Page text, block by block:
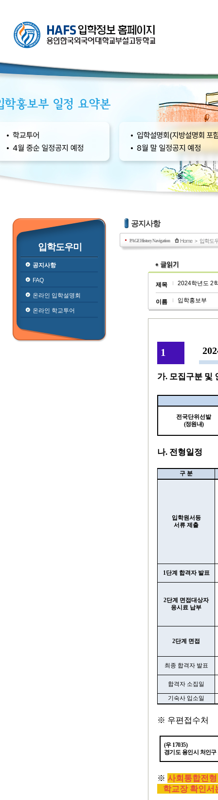
입학도우미
공지사항
FAQ
온라인 입학설명회
온라인 학교투어
공지사항
PAGE History Navigation Home > 입학도
제목 2024학년도 2
이름 입학홍보부
1
가. 모집구분 및
전국단위선발
(정원내)
나. 전형일정
구 분
입학원서등
서류 제출
1단계 합격자 발표
2단계 면접대상자
응시료 납부
2단계 면접
최종 합격자 발표
합격자 소집일
기숙사 입소일
※ 우편접수처
(우 17035)
경기도 용인시 처인
※ 사회통합전
학교장 확인서